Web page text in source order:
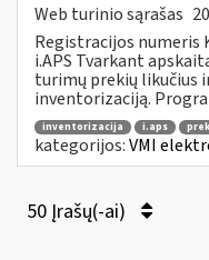
Web turinio sąrašas
Registracijos numeris
i.APS Tvarkant
turimų prekių likučius
inventorizaciją.
inventorizacija i.aps
kategorijos:VMI
50 Įrašų(-ai)